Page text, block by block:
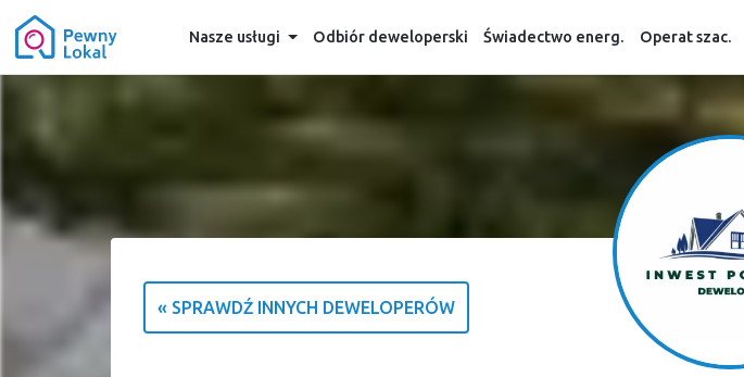
Nasze usługi Odbiór deweloperski Świadectwo energ. Operat szac.
« SPRAWDŹ INNYCH DEWELOPERÓW